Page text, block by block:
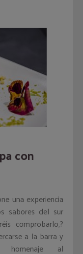
con
una experiencia
sabores del sur
comprobarlo,?
a la barra y
al